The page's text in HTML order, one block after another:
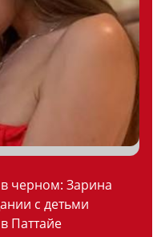
черном: Зарина
с детьми
Паттайе